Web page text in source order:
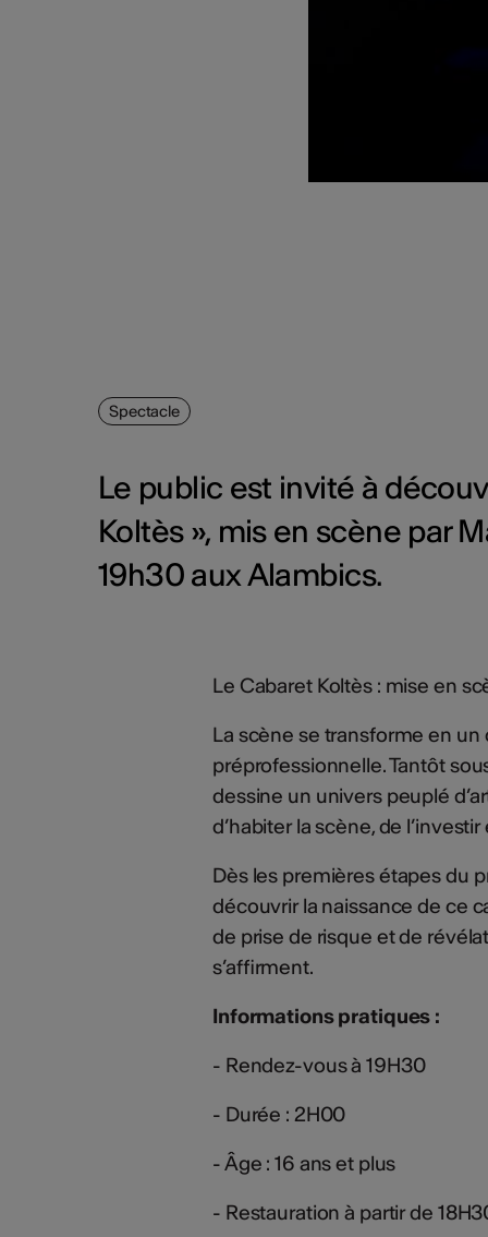
Spectacle
Le public est invité à
Koltès », mis en scène par
19h30 aux Alambics.
Le Cabaret Koltès : mise en
La scène se transforme en
préprofessionnelle. Tantôt
dessine un univers peuplé
d’habiter la scène, de
Dès les premières étapes du
découvrir la naissance de ce
de prise de risque et de
s’affirment.
Informations pratiques :
- Rendez-vous à 19H30
- Durée : 2H00
- Âge : 16 ans et plus
- Restauration à partir de